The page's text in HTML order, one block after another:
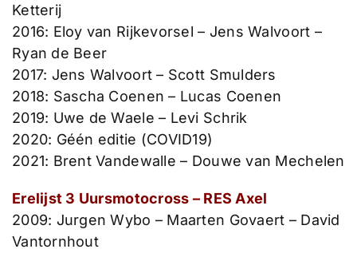
Ketterij
2016: Eloy van Rijkevorsel – Jens Walvoort –
Ryan de Beer
2017: Jens Walvoort – Scott Smulders
2018: Sascha Coenen – Lucas Coenen
2019: Uwe de Waele – Levi Schrik
2020: Géén editie (COVID19)
2021: Brent Vandewalle – Douwe van Mechelen
Erelijst 3 Uursmotocross – RES Axel
2009: Jurgen Wybo – Maarten Govaert – David
Vantornhout